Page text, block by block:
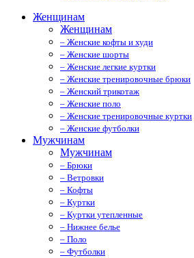
Женщинам
Женщинам
– Женские кофты и худи
– Женские шорты
– Женские легкие куртки
– Женские тренировочные брюки
– Женский трикотаж
– Женские поло
– Женские тренировочные куртки
– Женские футболки
Мужчинам
Мужчинам
– Брюки
– Ветровки
– Кофты
– Куртки
– Куртки утепленные
– Нижнее белье
– Поло
– Футболки